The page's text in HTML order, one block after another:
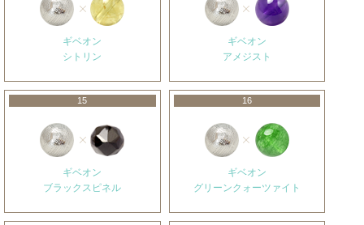
ギベオン
シトリン
ギベオン
アメジスト
15
ギベオン
ブラックスピネル
16
ギベオン
グリーンクォーツァイト